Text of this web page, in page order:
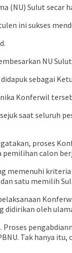
(NU) Sulut secar
ini sukses
NU
sebagai
Konferwil
saat seluruh
proses
calon
memenuhi
satu memilih
oleh
Tak